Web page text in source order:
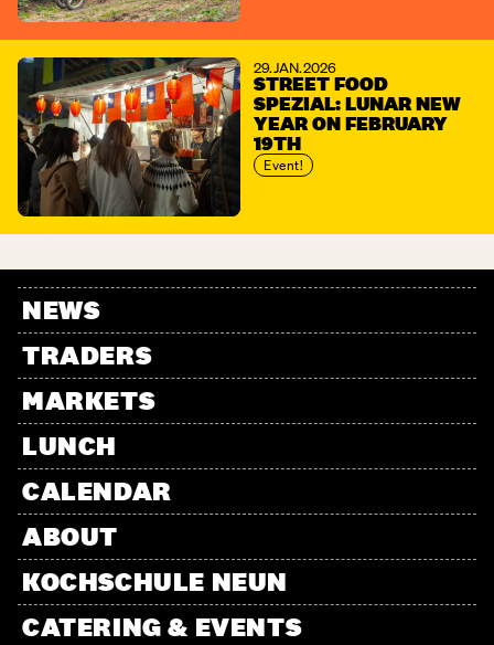
29. JAN. 2026
STREET FOOD
SPEZIAL: LUNAR NEW
YEAR ON FEBRUARY
19TH
Event!
NEWS
TRADERS
MARKETS
LUNCH
CALENDAR
ABOUT
KOCHSCHULE NEUN
CATERING & EVENTS